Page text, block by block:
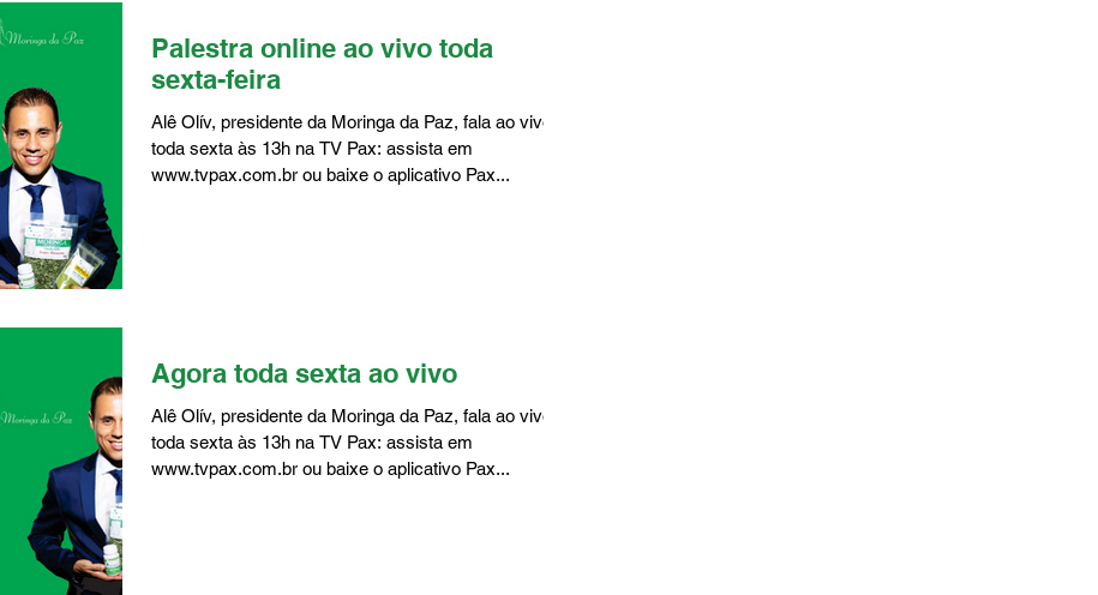
Palestra online ao vivo toda
sexta-feira
Alê Olív, presidente da Moringa da Paz, fala ao vivo
toda sexta às 13h na TV Pax: assista em
www.tvpax.com.br ou baixe o aplicativo Pax...
Agora toda sexta ao vivo
Alê Olív, presidente da Moringa da Paz, fala ao vivo
toda sexta às 13h na TV Pax: assista em
www.tvpax.com.br ou baixe o aplicativo Pax...